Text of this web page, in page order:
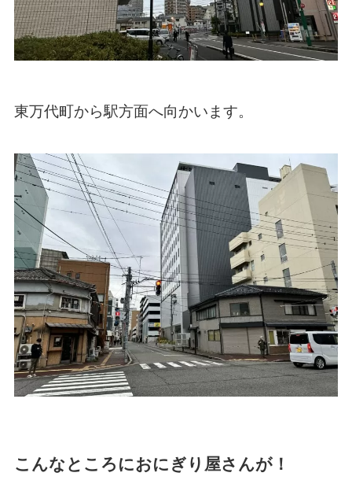
東万代町から駅方面へ向かいます。
こんなところにおにぎり屋さんが！